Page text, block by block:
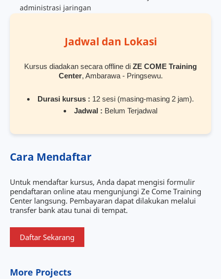
administrasi jaringan
Jadwal dan Lokasi
Kursus diadakan secara offline di ZE COME Training
Center, Ambarawa - Pringsewu.
Durasi kursus : 12 sesi (masing-masing 2 jam).
Jadwal : Belum Terjadwal
Cara Mendaftar
Untuk mendaftar kursus, Anda dapat mengisi formulir
pendaftaran online atau mengunjungi Ze Come Training
Center langsung. Pembayaran dapat dilakukan melalui
transfer bank atau tunai di tempat.
Daftar Sekarang
More Projects